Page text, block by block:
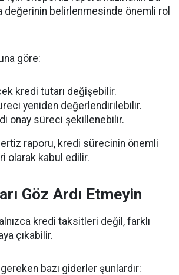
değerinin belirlenmesinde önemli rol
göre:
kredi tutarı değişebilir.
yeniden değerlendirilebilir.
onay süreci şekillenebilir.
raporu, kredi sürecinin önemli
olarak kabul edilir.
Göz Ardı Etmeyin
kredi taksitleri değil, farklı
çıkabilir.
bazı giderler şunlardır: